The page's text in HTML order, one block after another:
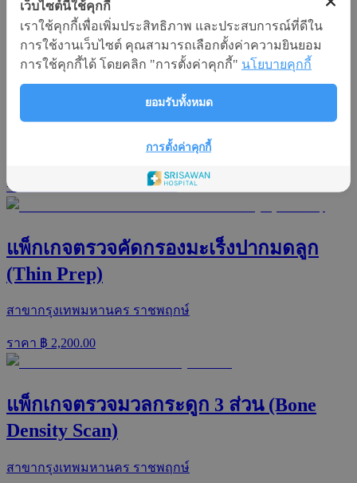
คลื่นไฟฟ้าหัวใจ เพื่อประเมินการทำงานของหัวใจ
เครื่องVein Finder อุปกรณ์เลเซอร์ตรวจหาหลอดเลือดดำ
เป็นอุปกรณ์ที่ช่วยอำนวยความสะดวกในการเจาะเลือด
ในผู้ป่วยเด็ก ผู้สูงอายุ หรือผู้มีเส้นเลือดหายาก
แพ็กเกจและโปรโมชั่น
+ แพ็กเกจและโปรโมชั่นทั้งหมด
แพ็กเกจตรวจคัดกรองมะเร็งปากมดลูก
(Thin Prep)
สาขากรุงเทพมหานคร ราชพฤกษ์
ราคา ฿ 2,200.00
แพ็กเกจตรวจมวลกระดูก 3 ส่วน (Bone
Density Scan)
สาขากรุงเทพมหานคร ราชพฤกษ์
เว็บไซต์นี้ใช้คุกกี้
เราใช้คุกกี้เพื่อเพิ่มประสิทธิภาพ และประสบการณ์ที่ดีใน
การใช้งานเว็บไซต์ คุณสามารถเลือกตั้งค่าความยินยอม
การใช้คุกกี้ได้ โดยคลิก "การตั้งค่าคุกกี้" นโยบายคุกกี้
ยอมรับทั้งหมด
การตั้งค่าคุกกี้